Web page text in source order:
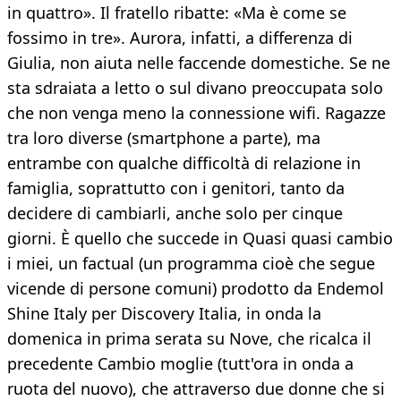
in quattro». Il fratello ribatte: «Ma è come se
fossimo in tre». Aurora, infatti, a differenza di
Giulia, non aiuta nelle faccende domestiche. Se ne
sta sdraiata a letto o sul divano preoccupata solo
che non venga meno la connessione wifi. Ragazze
tra loro diverse (smartphone a parte), ma
entrambe con qualche difficoltà di relazione in
famiglia, soprattutto con i genitori, tanto da
decidere di cambiarli, anche solo per cinque
giorni. È quello che succede in Quasi quasi cambio
i miei, un factual (un programma cioè che segue
vicende di persone comuni) prodotto da Endemol
Shine Italy per Discovery Italia, in onda la
domenica in prima serata su Nove, che ricalca il
precedente Cambio moglie (tutt'ora in onda a
ruota del nuovo), che attraverso due donne che si